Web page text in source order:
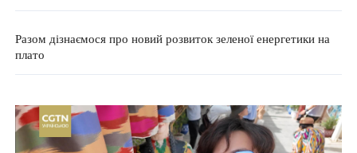
Разом дізнаємося про новий розвиток зеленої енергетики на
плато